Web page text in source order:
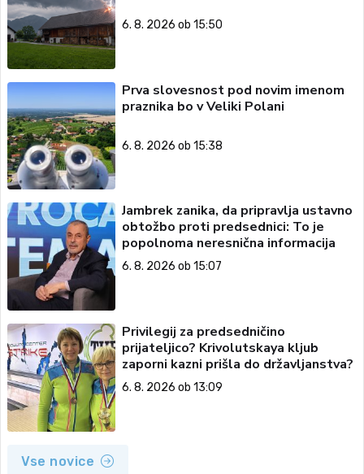
6. 8. 2026 ob 15:50
Prva slovesnost pod novim imenom
praznika bo v Veliki Polani
6. 8. 2026 ob 15:38
Jambrek zanika, da pripravlja ustavno
obtožbo proti predsednici: To je
popolnoma neresnična informacija
6. 8. 2026 ob 15:07
Privilegij za predsedničino
prijateljico? Krivolutskaya kljub
zaporni kazni prišla do državljanstva?
6. 8. 2026 ob 13:09
Vse novice